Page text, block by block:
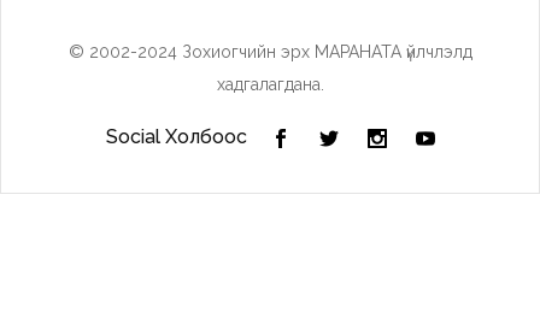
© 2002-2024 Зохиогчийн эрх МАРАНАТА үйлчлэлд
хадгалагдана.
Social Холбоос